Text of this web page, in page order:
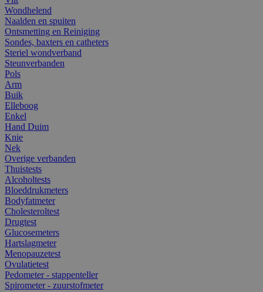
Wondhelend
Naalden en spuiten
Ontsmetting en Reiniging
Sondes, baxters en catheters
Steriel wondverband
Steunverbanden
Pols
Arm
Buik
Elleboog
Enkel
Hand Duim
Knie
Nek
Overige verbanden
Thuistests
Alcoholtests
Bloeddrukmeters
Bodyfatmeter
Cholesteroltest
Drugtest
Glucosemeters
Hartslagmeter
Menopauzetest
Ovulatietest
Pedometer - stappenteller
Spirometer - zuurstofmeter